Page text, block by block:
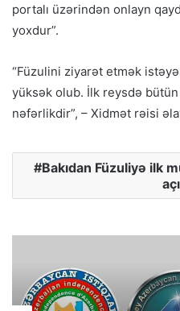
portalı üzərindən onlayn
yoxdur”.
“Füzulini ziyarət etmək
yüksək olub. İlk reysdə
nəfərlikdir”, – Xidmət rəisi
Bakıdan Füzuliyə ilk